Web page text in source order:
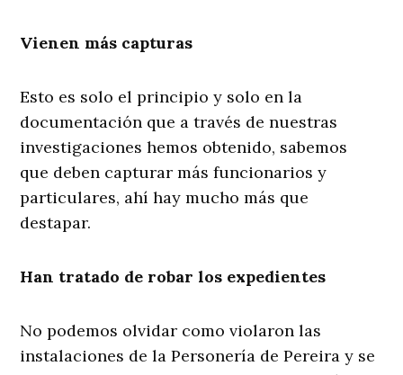
Vienen más capturas
Esto es solo el principio y solo en la
documentación que a través de nuestras
investigaciones hemos obtenido, sabemos
que deben capturar más funcionarios y
particulares, ahí hay mucho más que
destapar.
Han tratado de robar los expedientes
No podemos olvidar como violaron las
instalaciones de la Personería de Pereira y se